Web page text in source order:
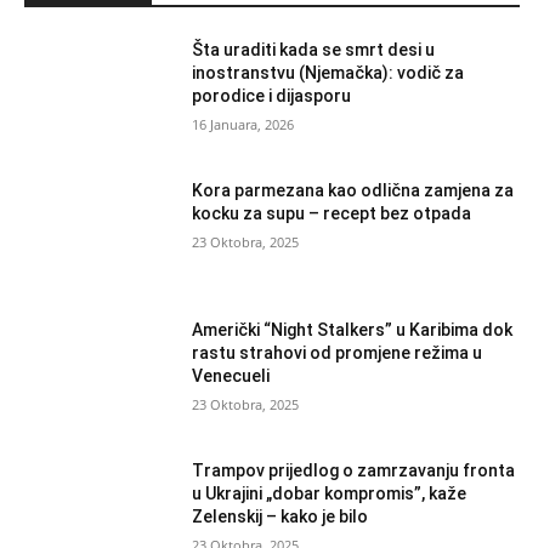
Šta uraditi kada se smrt desi u
inostranstvu (Njemačka): vodič za
porodice i dijasporu
16 Januara, 2026
Kora parmezana kao odlična zamjena za
kocku za supu – recept bez otpada
23 Oktobra, 2025
Američki “Night Stalkers” u Karibima dok
rastu strahovi od promjene režima u
Venecueli
23 Oktobra, 2025
Trampov prijedlog o zamrzavanju fronta
u Ukrajini „dobar kompromis”, kaže
Zelenskij – kako je bilo